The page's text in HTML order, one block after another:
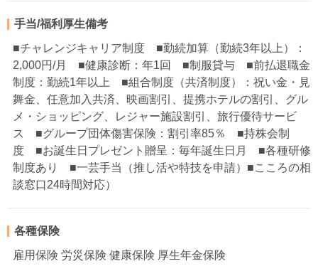
手当/福利厚生備考
■チャレンジキャリア制度 ■勤続加算（勤続3年以上）：
2,000円/月 ■健康診断：年1回 ■制服貸与 ■前払退職金
制度：勤続1年以上 ■組合制度（共済制度）：祝い金・見
舞金、任意加入共済、映画割引、提携ホテルの割引、グル
メ・ショッピング、レジャー施設割引、旅行優待サービ
ス ■グループ団体傷害保険：割引率85％ ■持株会制
度 ■お誕生日プレゼント贈呈：毎年誕生日月 ■各種研修
制度あり ■一芸手当（推し活や特技を申請）■こころの相
談窓口24時間対応）
各種保険
雇用保険 労災保険 健康保険 厚生年金保険